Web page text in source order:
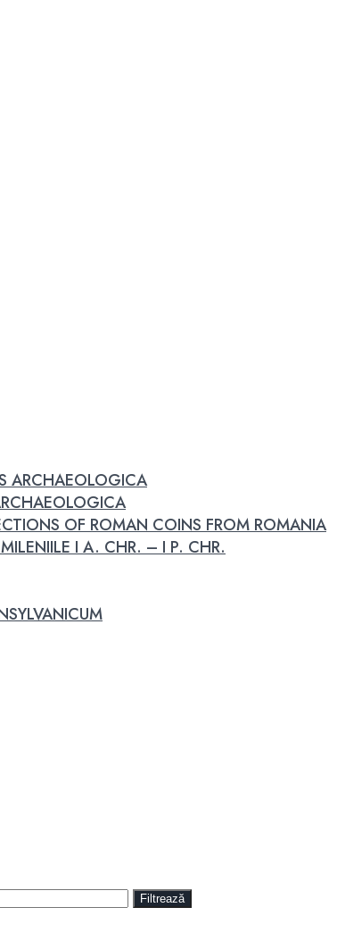
ARCHAEOLOGICA
OF ROMAN COINS FROM ROMANIA
I A. CHR. – I P. CHR.
Filtrează